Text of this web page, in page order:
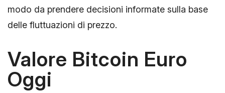
modo da prendere decisioni informate sulla base
delle fluttuazioni di prezzo.
Valore Bitcoin Euro
Oggi